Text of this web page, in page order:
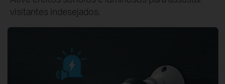
visitantes indesejados.